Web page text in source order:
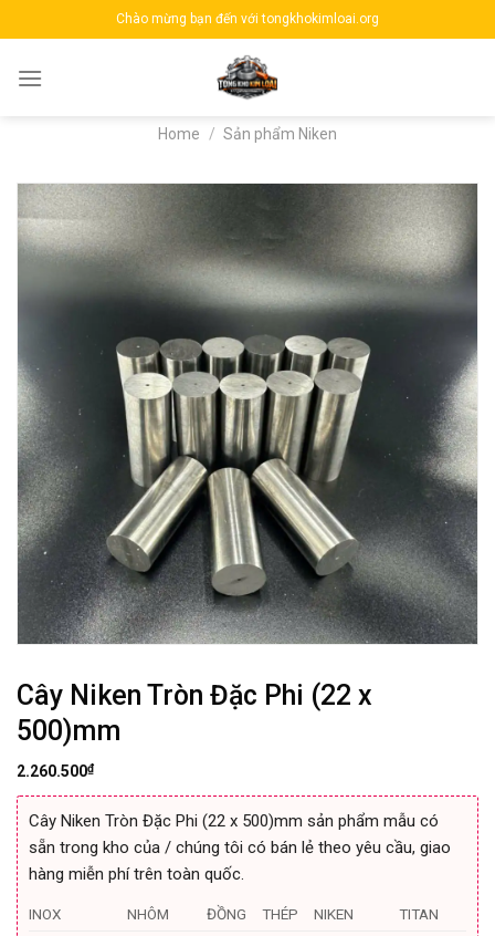
to
content
Chào mừng bạn đến với tongkhokimloai.org
Home / Sản phẩm Niken
Cây Niken Tròn Đặc Phi (22 x
500)mm
2.260.500₫
Cây Niken Tròn Đặc Phi (22 x 500)mm sản phẩm mẫu có
sẵn trong kho của / chúng tôi có bán lẻ theo yêu cầu, giao
hàng miễn phí trên toàn quốc.
INOX NHÔM ĐỒNG THÉP NIKEN
TITAN